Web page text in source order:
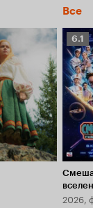
Все
6.1
6.1
2026,